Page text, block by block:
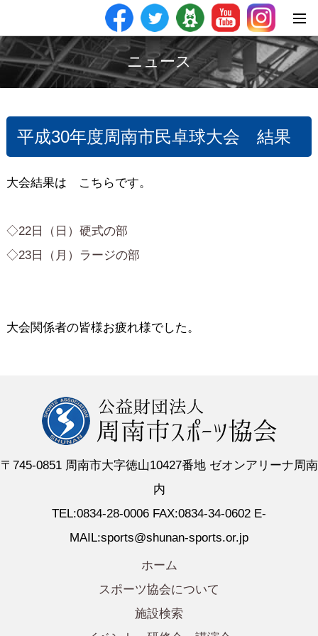
ニュース
平成30年度周南市民卓球大会 結果
大会結果は こちらです。
◇22日（日）硬式の部
◇23日（月）ラージの部
大会関係者の皆様お疲れ様でした。
〒745-0851 周南市大字徳山10427番地 ゼオンアリーナ周南
内
TEL:0834-28-0006 FAX:0834-34-0602 E-
MAIL:sports@shunan-sports.or.jp
ホーム
スポーツ協会について
施設検索